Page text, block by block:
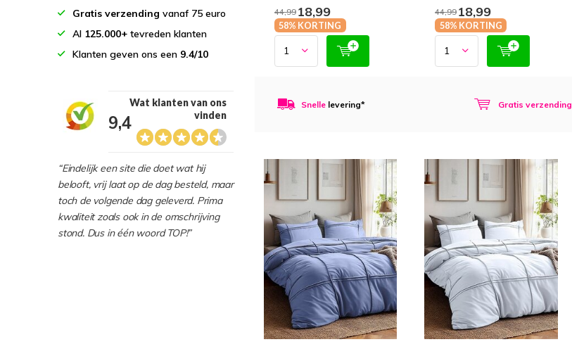
44,9918,99
58% KORTING
44,9918,99
58% KORTING
Snelle levering* Gratis verzending
Gratis verzending vanaf 75 euro
Al 125.000+ tevreden klanten
Klanten geven ons een 9.4/10
9,4
Wat klanten van ons
vinden
“Eindelijk een site die doet wat hij
belooft, vrij laat op de dag besteld, maar
toch de volgende dag geleverd. Prima
kwaliteit zoals ook in de omschrijving
stond. Dus in één woord TOP!”